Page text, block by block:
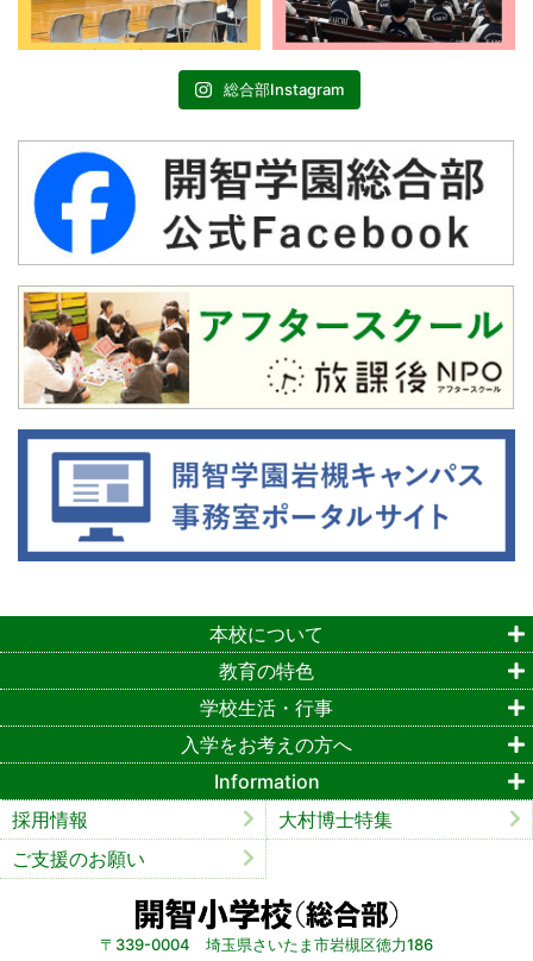
総合部Instagram
〒339-0004 埼玉県さいたま市岩槻区徳力186
本校について
教育の特色
学校生活・行事
入学をお考えの方へ
Information
採用情報
大村博士特集
ご支援のお願い